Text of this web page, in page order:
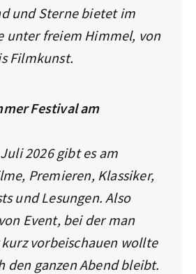
und Sterne bietet im
unter freiem Himmel, von
Filmkunst.
Festival am
2026 gibt es am
Premieren, Klassiker,
und Lesungen. Also
Event, bei der man
vorbeischauen wollte
den ganzen Abend bleibt.